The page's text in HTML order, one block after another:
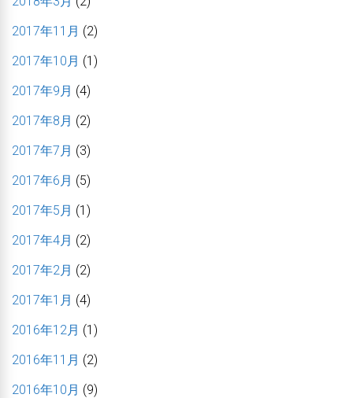
2017年11月 (2)
2017年10月 (1)
2017年9月 (4)
2017年8月 (2)
2017年7月 (3)
2017年6月 (5)
2017年5月 (1)
2017年4月 (2)
2017年2月 (2)
2017年1月 (4)
2016年12月 (1)
2016年11月 (2)
2016年10月 (9)